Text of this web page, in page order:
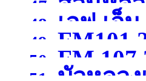
ขอนแก่น )
47.
สมุทรสาค
48.
เอฟ.เอ็
นครสวรรค์
49.
50. FM